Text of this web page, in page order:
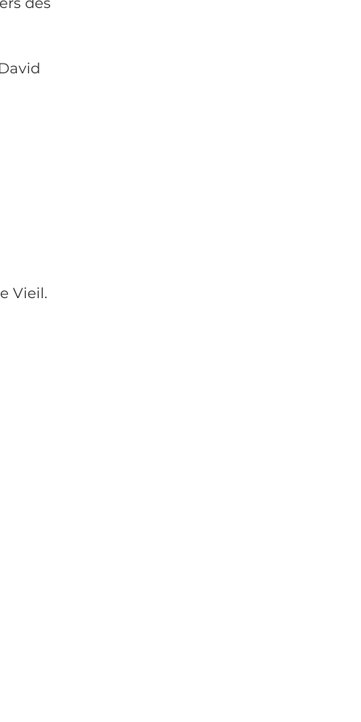
Vieil.